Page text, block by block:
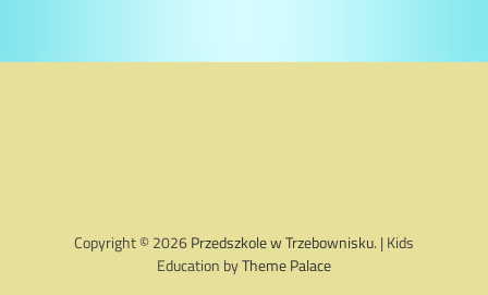
Copyright © 2026Przedszkole w Trzebownisku. | Kids
Education byTheme Palace